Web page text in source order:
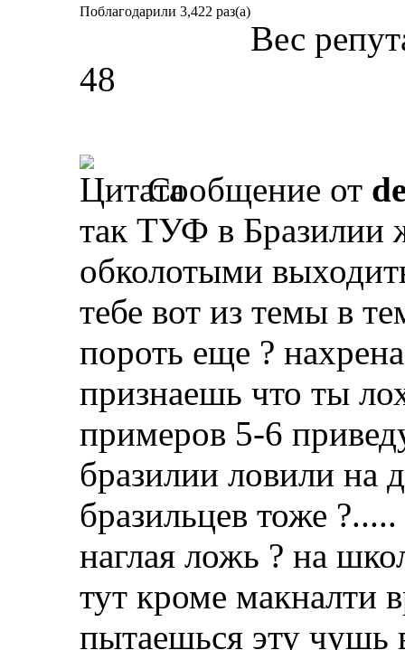
Поблагодарили 3,422 раз(а)
Вес
48
Сообщение от
так ТУФ в Бразилии
обколотыми
тебе вот из темы в
пороть еще ?
признаешь что ты
примеров 5-6
бразилии ловили на
бразильцев тоже
наглая ложь ? на
тут кроме макналти
пытаешься эту чушь